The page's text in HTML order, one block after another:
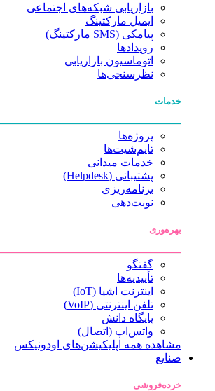
بازاریابی شبکه‌های اجتماعی
ایمیل مارکتینگ
پیامکی (SMS مارکتینگ)
رویدادها
اتوماسیون بازاریابی
نظرسنجی‌ها
خدمات
پروژه‌ها
تایم‌شیت‌ها
خدمات میدانی
پشتیبانی (Helpdesk)
برنامه‌ریزی
نوبت‌دهی
بهره‌وری
گفتگو
تأییدیه‌ها
اینترنت اشیا (IoT)
تلفن اینترنتی (VoIP)
پایگاه دانش
واتس‌اپ (اتصال)
مشاهده همه اپلیکیشن‌های اودونیکس
صنایع
خرده‌فروشی